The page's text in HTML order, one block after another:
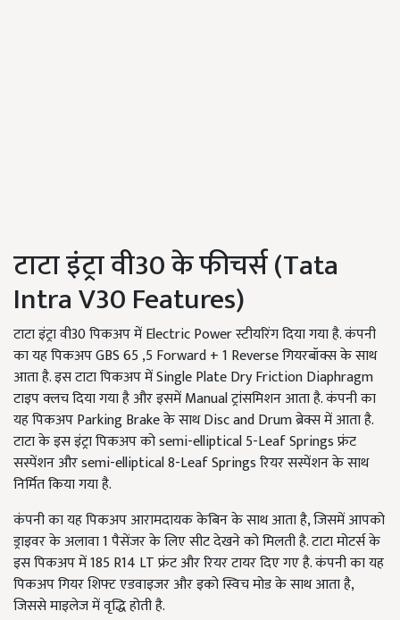
टाटा इंट्रा वी30 के फीचर्स (Tata
Intra V30 Features)
टाटा इंट्रा वी30 पिकअप में Electric Power स्टीयरिंग दिया गया है. कंपनी
का यह पिकअप GBS 65 ,5 Forward + 1 Reverse गियरबॉक्स के साथ
आता है. इस टाटा पिकअप में Single Plate Dry Friction Diaphragm
टाइप क्लच दिया गया है और इसमें Manual ट्रांसमिशन आता है. कंपनी का
यह पिकअप Parking Brake के साथ Disc and Drum ब्रेक्स में आता है.
टाटा के इस इंट्रा पिकअप को semi-elliptical 5-Leaf Springs फ्रंट
सस्पेंशन और semi-elliptical 8-Leaf Springs रियर सस्पेंशन के साथ
निर्मित किया गया है.
कंपनी का यह पिकअप आरामदायक केबिन के साथ आता है, जिसमें आपको
ड्राइवर के अलावा 1 पैसेंजर के लिए सीट देखने को मिलती है. टाटा मोटर्स के
इस पिकअप में 185 R14 LT फ्रंट और रियर टायर दिए गए है. कंपनी का यह
पिकअप गियर शिफ्ट एडवाइजर और इको स्विच मोड के साथ आता है,
जिससे माइलेज में वृद्धि होती है.